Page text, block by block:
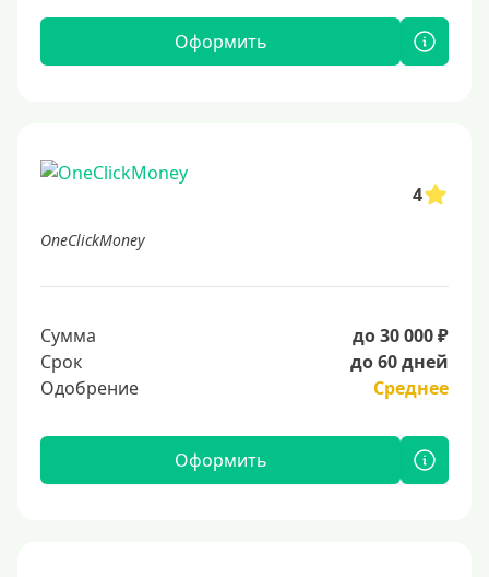
Оформить
4
OneClickMoney
Сумма
до 30 000 ₽
Срок
до 60 дней
Одобрение
Среднее
Оформить